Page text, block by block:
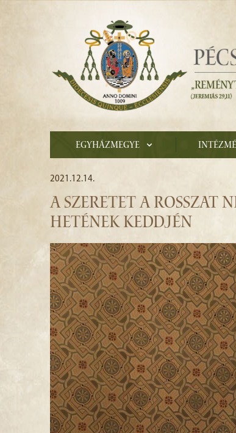
Egyházmegye
2021.12.14.
A SZERETET A ROSSZAT
HETÉNEK KEDDJÉN